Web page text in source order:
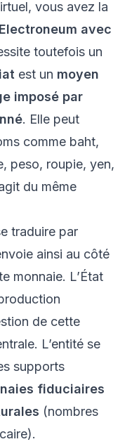
vous avez la
avec
toutefois un
est un moyen
imposé par
. Elle peut
comme baht,
peso, roupie, yen,
du même
traduire par
ainsi au côté
monnaie. L’État
de cette
L’entité se
supports
fiduciaires
(nombres